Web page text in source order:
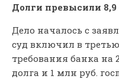
Долги превысили
Дело началось с
суд включил в
требования банка на
долга и 1 млн руб.